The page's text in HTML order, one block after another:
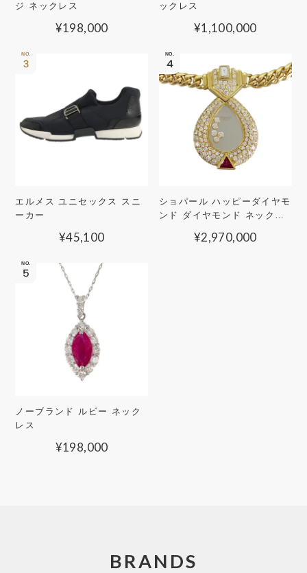
ジ ネックレス
¥198,000
ックレス
¥1,100,000
エルメス ユニセックス スニ
ーカー
¥45,100
ショパール ハッピーダイヤモ
ンド ダイヤモンド ネックレ
¥2,970,000
ノーブランド ルビー ネック
レス
¥198,000
BRANDS